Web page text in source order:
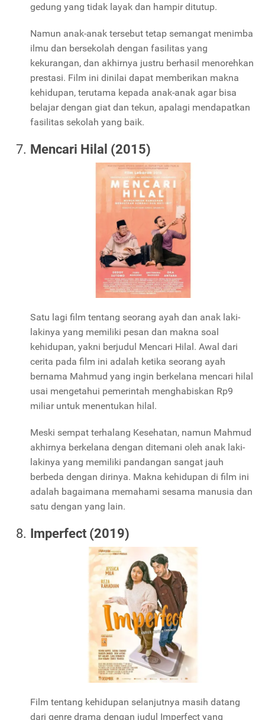
gedung yang tidak layak dan hampir ditutup.
Namun anak-anak tersebut tetap semangat menimba
ilmu dan bersekolah dengan fasilitas yang
kekurangan, dan akhirnya justru berhasil menorehkan
prestasi. Film ini dinilai dapat memberikan makna
kehidupan, terutama kepada anak-anak agar bisa
belajar dengan giat dan tekun, apalagi mendapatkan
fasilitas sekolah yang baik.
Mencari Hilal (2015)
Satu lagi film tentang seorang ayah dan anak laki-
lakinya yang memiliki pesan dan makna soal
kehidupan, yakni berjudul Mencari Hilal. Awal dari
cerita pada film ini adalah ketika seorang ayah
bernama Mahmud yang ingin berkelana mencari hilal
usai mengetahui pemerintah menghabiskan Rp9
miliar untuk menentukan hilal.
Meski sempat terhalang Kesehatan, namun Mahmud
akhirnya berkelana dengan ditemani oleh anak laki-
lakinya yang memiliki pandangan sangat jauh
berbeda dengan dirinya. Makna kehidupan di film ini
adalah bagaimana memahami sesama manusia dan
satu dengan yang lain.
Imperfect (2019)
Film tentang kehidupan selanjutnya masih datang
dari genre drama dengan judul Imperfect yang